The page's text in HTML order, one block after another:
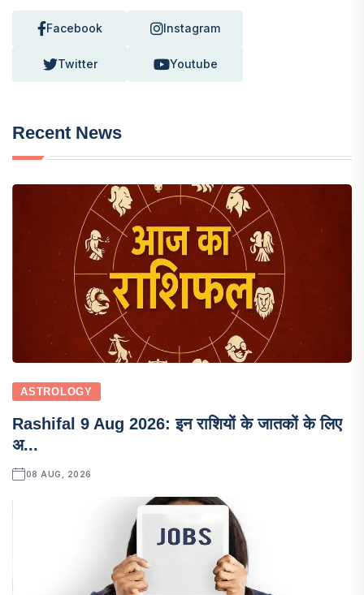
Facebook Instagram
Twitter Youtube
Recent News
ASTROLOGY
Rashifal 9 Aug 2026: इन राशियों के जातकों के लिए
अ...
08 AUG, 2026